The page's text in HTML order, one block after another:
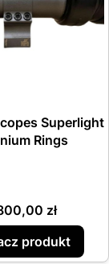
Superlight
Rings
zł
produkt